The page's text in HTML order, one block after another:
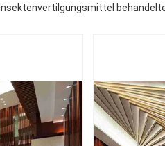
Insektenvertilgungsmittel